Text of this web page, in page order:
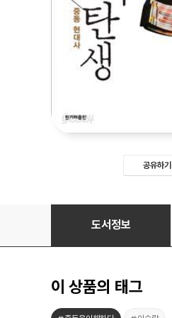
공유하기
이슬람 전사의 탄생
도서정보
이 상품의 태그